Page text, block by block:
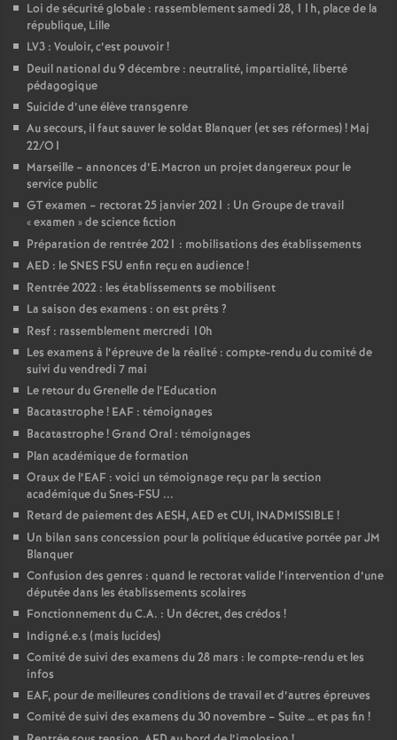
Loi de sécurité globale : rassemblement samedi 28, 11h, place de la
république, Lille
LV3 : Vouloir, c’est pouvoir!
Deuil national du 9 décembre : neutralité, impartialité, liberté
pédagogique
Suicide d’une élève transgenre
Au secours, il faut sauver le soldat Blanquer (et ses réformes)! Maj
22/O1
Marseille – annonces d’E.Macron un projet dangereux pour le
service public
GT examen – rectorat 25 janvier 2021 : Un Groupe de travail
«examen » de science fiction
Préparation de rentrée 2021 : mobilisations des établissements
AED : le SNES FSU enfin reçu en audience!
Rentrée 2022 : les établissements se mobilisent
La saison des examens : on est prêts ?
Resf : rassemblement mercredi 10h
Les examens à l’épreuve de la réalité : compte-rendu du comité de
suivi du vendredi 7 mai
Le retour du Grenelle de l’Education
Bacatastrophe! EAF : témoignages
Bacatastrophe! Grand Oral : témoignages
Plan académique de formation
Oraux de l’EAF : voici un témoignage reçu par la section
académique du Snes-FSU ...
Retard de paiement des AESH, AED et CUI, INADMISSIBLE !
Un bilan sans concession pour la politique éducative portée par JM
Blanquer
Confusion des genres : quand le rectorat valide l’intervention d’une
députée dans les établissements scolaires
Fonctionnement du C.A. : Un décret, des crédos !
Indigné.e.s (mais lucides)
Comité de suivi des examens du 28 mars : le compte-rendu et les
infos
EAF, pour de meilleures conditions de travail et d’autres épreuves
Comité de suivi des examens du 30 novembre – Suite … et pas fin !